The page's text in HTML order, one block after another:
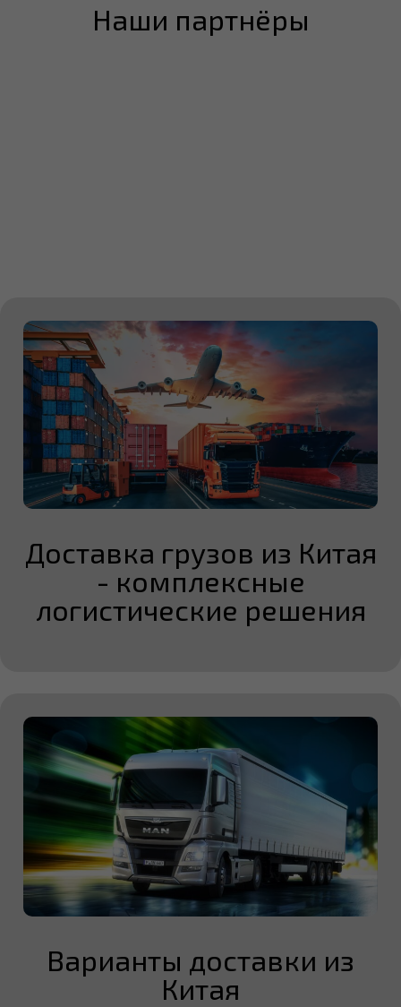
Наши партнёры
Доставка грузов из Китая
- комплексные
логистические решения
Варианты доставки из
Китая